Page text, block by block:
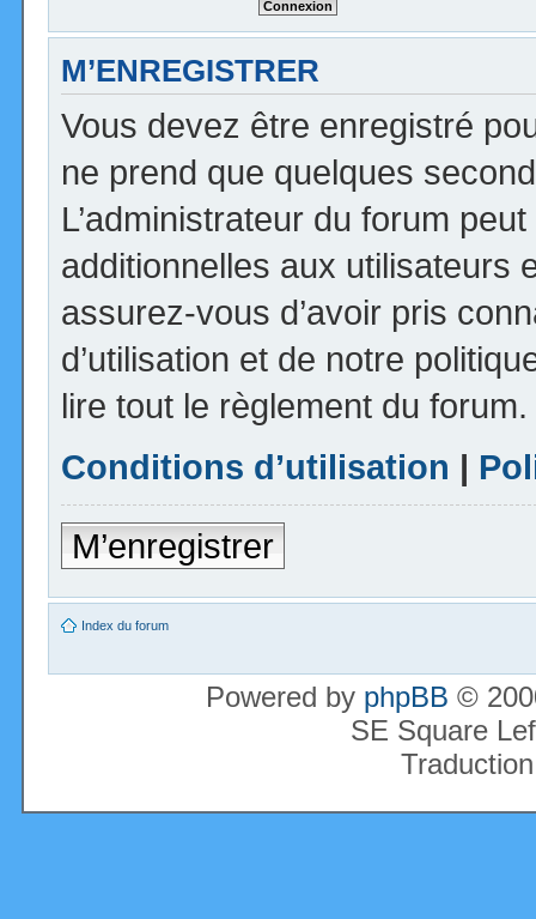
M’ENREGISTRER
Vous devez être enregistré
ne prend que quelques
L’administrateur du forum
additionnelles aux utilisateurs
assurez-vous d’avoir pris
d’utilisation et de notre
lire tout le règlement du forum.
Conditions d’utilisation |
M’enregistrer
Index du forum
Powered by phpBB ©
SE Square